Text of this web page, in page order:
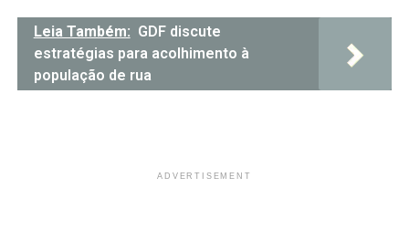
Leia Também: GDF discute
estratégias para acolhimento à
população de rua
ADVERTISEMENT